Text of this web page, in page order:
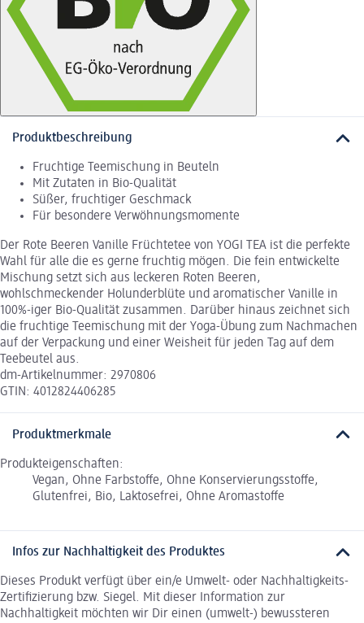
Produktbeschreibung
Fruchtige Teemischung in Beuteln
Mit Zutaten in Bio-Qualität
Süßer, fruchtiger Geschmack
Für besondere Verwöhnungsmomente
Der Rote Beeren Vanille Früchtetee von YOGI TEA ist die perfekte
Wahl für alle die es gerne fruchtig mögen. Die fein entwickelte
Mischung setzt sich aus leckeren Roten Beeren,
wohlschmeckender Holunderblüte und aromatischer Vanille in
100%-iger Bio-Qualität zusammen. Darüber hinaus zeichnet sich
die fruchtige Teemischung mit der Yoga-Übung zum Nachmachen
auf der Verpackung und einer Weisheit für jeden Tag auf dem
Teebeutel aus.
dm-Artikelnummer: 2970806
GTIN: 4012824406285
Produktmerkmale
Produkteigenschaften:
Vegan, Ohne Farbstoffe, Ohne Konservierungsstoffe,
Glutenfrei, Bio, Laktosefrei, Ohne Aromastoffe
Infos zur Nachhaltigkeit des Produktes
Dieses Produkt verfügt über ein/e Umwelt- oder Nachhaltigkeits-
Zertifizierung bzw. Siegel. Mit dieser Information zur
Nachhaltigkeit möchten wir Dir einen (umwelt-) bewussteren